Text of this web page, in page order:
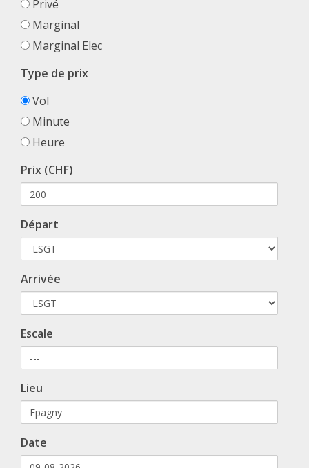
Privé
Marginal
Marginal Elec
Type de prix
Vol
Minute
Heure
Prix (CHF)
Départ
Arrivée
Escale
Lieu
Date